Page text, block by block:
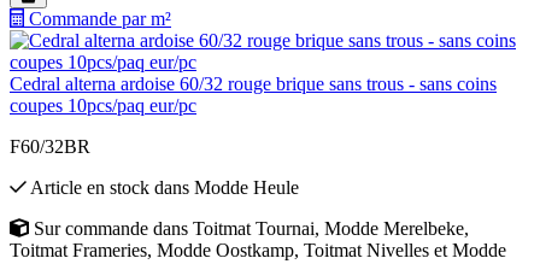
Commande par m²
Cedral alterna ardoise 60/32 rouge brique sans trous - sans coins
coupes 10pcs/paq eur/pc
F60/32BR
Article en stock dans Modde Heule
Sur commande dans Toitmat Tournai, Modde Merelbeke,
Toitmat Frameries, Modde Oostkamp, Toitmat Nivelles et Modde